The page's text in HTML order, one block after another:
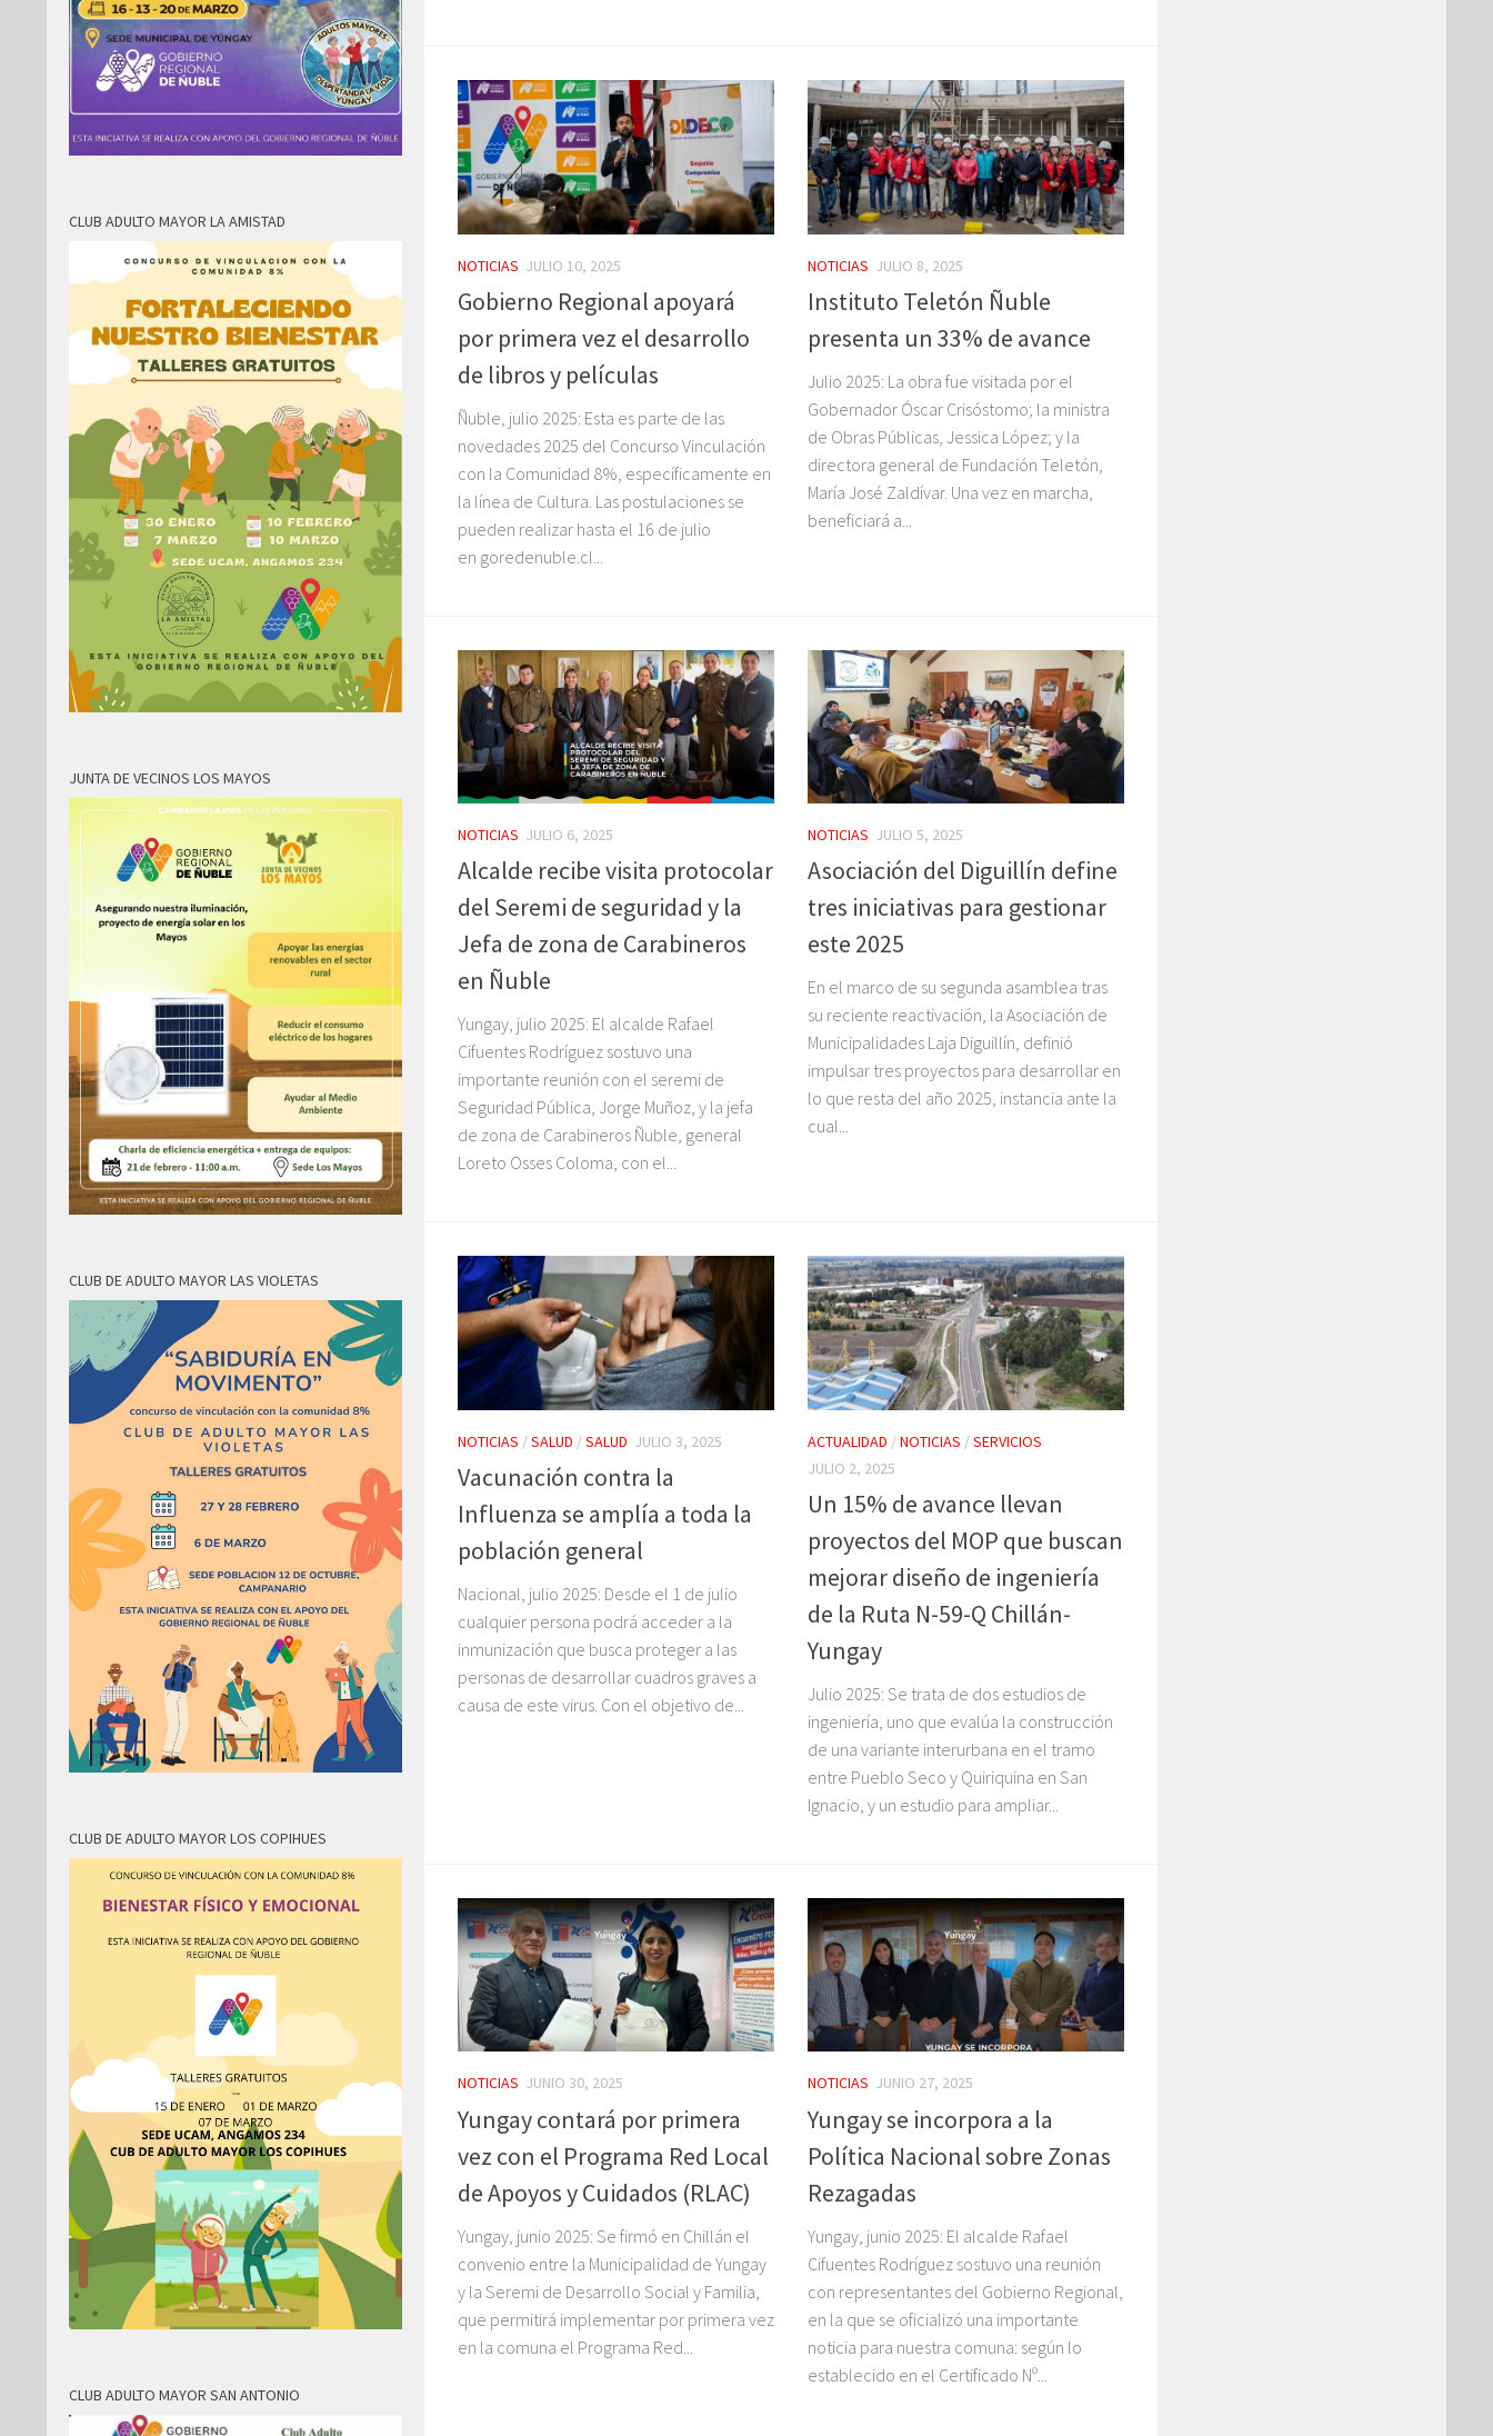
NOTICIAS JULIO 10, 2025
Gobierno Regional apoyará
por primera vez el desarrollo
de libros y películas
Ñuble, julio 2025: Esta es parte de las
novedades 2025 del Concurso Vinculación
con la Comunidad 8%, específicamente en
la línea de Cultura. Las postulaciones se
pueden realizar hasta el 16 de julio
en goredenuble.cl...
NOTICIAS JULIO 8, 2025
Instituto Teletón Ñuble
presenta un 33% de avance
Julio 2025: La obra fue visitada por el
Gobernador Óscar Crisóstomo; la ministra
de Obras Públicas, Jessica López; y la
directora general de Fundación Teletón,
María José Zaldívar. Una vez en marcha,
beneficiará a...
NOTICIAS JULIO 6, 2025
Alcalde recibe visita protocolar
del Seremi de seguridad y la
Jefa de zona de Carabineros
en Ñuble
Yungay, julio 2025: El alcalde Rafael
Cifuentes Rodríguez sostuvo una
importante reunión con el seremi de
Seguridad Pública, Jorge Muñoz, y la jefa
de zona de Carabineros Ñuble, general
Loreto Osses Coloma, con el...
NOTICIAS JULIO 5, 2025
Asociación del Diguillín define
tres iniciativas para gestionar
este 2025
En el marco de su segunda asamblea tras
su reciente reactivación, la Asociación de
Municipalidades Laja Diguillín, definió
impulsar tres proyectos para desarrollar en
lo que resta del año 2025, instancia ante la
cual...
NOTICIAS /SALUD /SALUD JULIO 3, 2025
Vacunación contra la
Influenza se amplía a toda la
población general
Nacional, julio 2025: Desde el 1 de julio
cualquier persona podrá acceder a la
inmunización que busca proteger a las
personas de desarrollar cuadros graves a
causa de este virus. Con el objetivo de...
ACTUALIDAD /NOTICIAS /SERVICIOS
JULIO 2, 2025
Un 15% de avance llevan
proyectos del MOP que buscan
mejorar diseño de ingeniería
de la Ruta N-59-Q Chillán-
Yungay
Julio 2025: Se trata de dos estudios de
ingeniería, uno que evalúa la construcción
de una variante interurbana en el tramo
entre Pueblo Seco y Quiriquina en San
Ignacio, y un estudio para ampliar...
NOTICIAS JUNIO 30, 2025
Yungay contará por primera
vez con el Programa Red Local
de Apoyos y Cuidados (RLAC)
Yungay, junio 2025: Se firmó en Chillán el
convenio entre la Municipalidad de Yungay
y la Seremi de Desarrollo Social y Familia,
que permitirá implementar por primera vez
en la comuna el Programa Red...
NOTICIAS JUNIO 27, 2025
Yungay se incorpora a la
Política Nacional sobre Zonas
Rezagadas
Yungay, junio 2025: El alcalde Rafael
Cifuentes Rodríguez sostuvo una reunión
con representantes del Gobierno Regional,
en la que se oficializó una importante
noticia para nuestra comuna: según lo
establecido en el Certificado Nº...
CLUB ADULTO MAYOR LA AMISTAD
JUNTA DE VECINOS LOS MAYOS
CLUB DE ADULTO MAYOR LAS VIOLETAS
CLUB DE ADULTO MAYOR LOS COPIHUES
CLUB ADULTO MAYOR SAN ANTONIO